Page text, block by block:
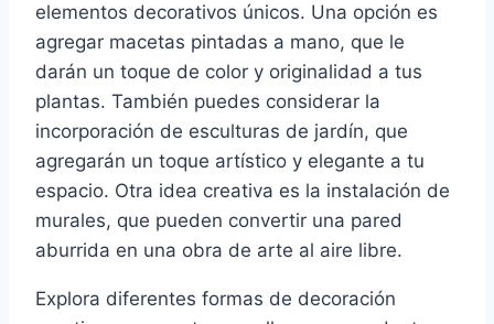
elementos decorativos únicos. Una opción es
agregar macetas pintadas a mano, que le
darán un toque de color y originalidad a tus
plantas. También puedes considerar la
incorporación de esculturas de jardín, que
agregarán un toque artístico y elegante a tu
espacio. Otra idea creativa es la instalación de
murales, que pueden convertir una pared
aburrida en una obra de arte al aire libre.
Explora diferentes formas de decoración